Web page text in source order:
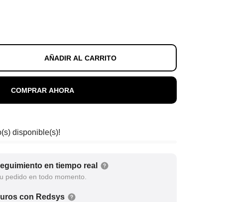
AÑADIR AL CARRITO
COMPRAR AHORA
disponible(s)!
en tiempo real
pedido en todo momento.
con Redsys